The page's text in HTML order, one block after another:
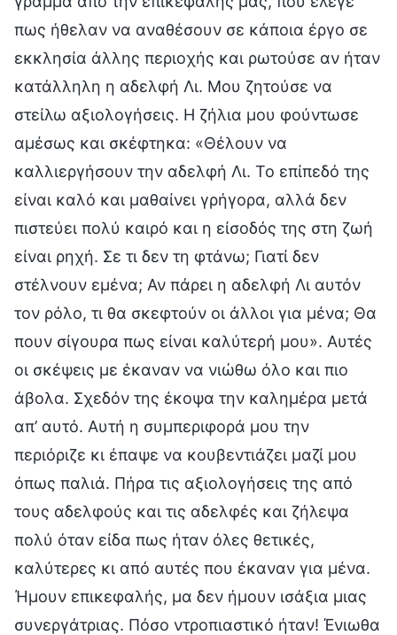
πως ήθελαν να αναθέσουν σε κάποια έργο σε
εκκλησία άλλης περιοχής και ρωτούσε αν ήταν
κατάλληλη η αδελφή Λι. Μου ζητούσε να
στείλω αξιολογήσεις. Η ζήλια μου φούντωσε
αμέσως και σκέφτηκα: «Θέλουν να
καλλιεργήσουν την αδελφή Λι. Το επίπεδό της
είναι καλό και μαθαίνει γρήγορα, αλλά δεν
πιστεύει πολύ καιρό και η είσοδός της στη ζωή
είναι ρηχή. Σε τι δεν τη φτάνω; Γιατί δεν
στέλνουν εμένα; Αν πάρει η αδελφή Λι αυτόν
τον ρόλο, τι θα σκεφτούν οι άλλοι για μένα; Θα
πουν σίγουρα πως είναι καλύτερή μου». Αυτές
οι σκέψεις με έκαναν να νιώθω όλο και πιο
άβολα. Σχεδόν της έκοψα την καλημέρα μετά
απ’ αυτό. Αυτή η συμπεριφορά μου την
περιόριζε κι έπαψε να κουβεντιάζει μαζί μου
όπως παλιά. Πήρα τις αξιολογήσεις της από
τους αδελφούς και τις αδελφές και ζήλεψα
πολύ όταν είδα πως ήταν όλες θετικές,
καλύτερες κι από αυτές που έκαναν για μένα.
Ήμουν επικεφαλής, μα δεν ήμουν ισάξια μιας
συνεργάτριας. Πόσο ντροπιαστικό ήταν! Ένιωθα